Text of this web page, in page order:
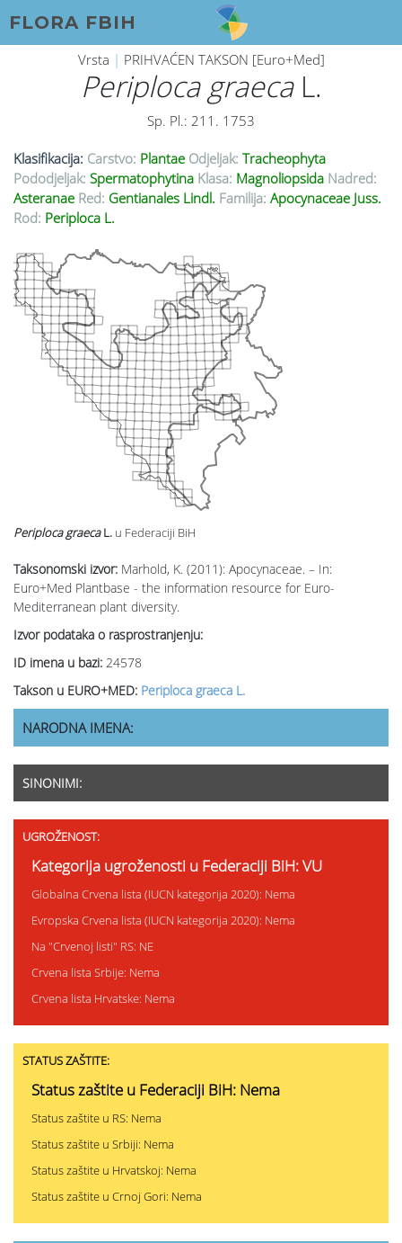
FLORA FBIH
Vrsta | PRIHVAĆEN TAKSON [Euro+Med]
Periploca graeca L.
Sp. Pl.: 211. 1753
Klasifikacija: Carstvo: Plantae Odjeljak: Tracheophyta
Pododjeljak: Spermatophytina Klasa: Magnoliopsida Nadred:
Asteranae Red: Gentianales Lindl. Familija: Apocynaceae Juss.
Rod: Periploca L.
Taksonomski izvor: Marhold, K. (2011): Apocynaceae. – In:
Euro+Med Plantbase - the information resource for Euro-
Mediterranean plant diversity.
Izvor podataka o rasprostranjenju:
ID imena u bazi: 24578
Takson u EURO+MED: Periploca graeca L.
Periploca graecaL. u Federaciji BiH
NARODNA IMENA:
SINONIMI:
UGROŽENOST:
Kategorija ugroženosti u Federaciji BiH: VU
Globalna Crvena lista (IUCN kategorija 2020): Nema
Evropska Crvena lista (IUCN kategorija 2020): Nema
Na "Crvenoj listi" RS: NE
Crvena lista Srbije: Nema
Crvena lista Hrvatske: Nema
STATUS ZAŠTITE:
Status zaštite u Federaciji BiH: Nema
Status zaštite u RS: Nema
Status zaštite u Srbiji: Nema
Status zaštite u Hrvatskoj: Nema
Status zaštite u Crnoj Gori: Nema